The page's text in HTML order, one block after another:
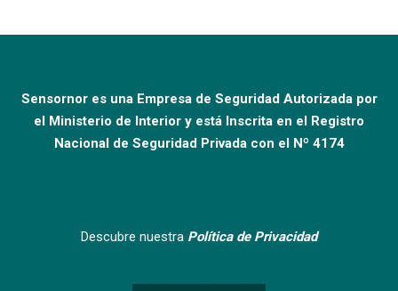
Sensornor es una Empresa de Seguridad Autorizada por
el Ministerio de Interior y está Inscrita en el Registro
Nacional de Seguridad Privada con el Nº 4174
Descubre nuestra Política de Privacidad